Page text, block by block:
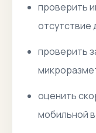
проверить
отсутствие
проверить
оценить
мобильной